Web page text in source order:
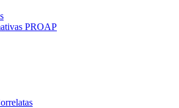
PROAP